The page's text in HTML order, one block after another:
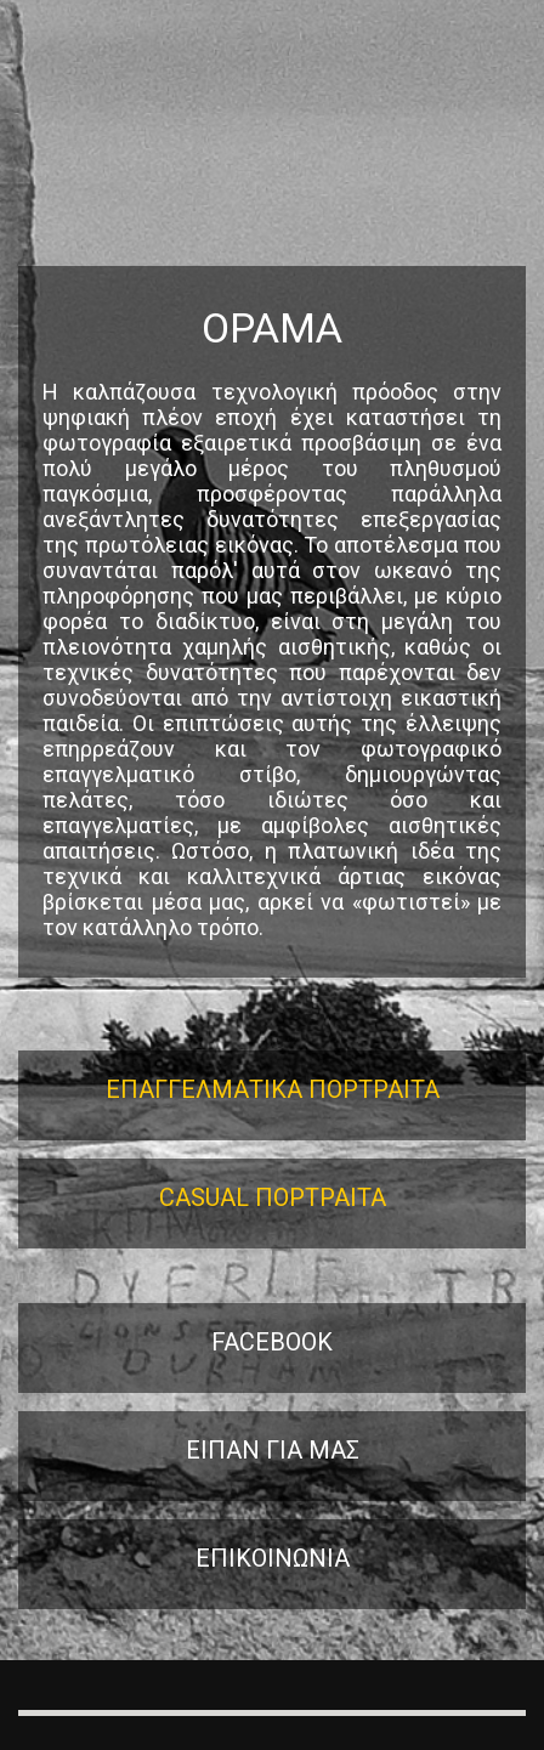
ΟΡΑΜΑ
Η καλπάζουσα τεχνολογική πρόοδος στην
ψηφιακή πλέον εποχή έχει καταστήσει τη
φωτογραφία εξαιρετικά προσβάσιμη σε ένα
πολύ μεγάλο μέρος του πληθυσμού
παγκόσμια, προσφέροντας παράλληλα
ανεξάντλητες δυνατότητες επεξεργασίας
της πρωτόλειας εικόνας. Το αποτέλεσμα που
συναντάται παρόλ' αυτά στον ωκεανό της
πληροφόρησης που μας περιβάλλει, με κύριο
φορέα το διαδίκτυο, είναι στη μεγάλη του
πλειονότητα χαμηλής αισθητικής, καθώς οι
τεχνικές δυνατότητες που παρέχονται δεν
συνοδεύονται από την αντίστοιχη εικαστική
παιδεία. Οι επιπτώσεις αυτής της έλλειψης
επηρρεάζουν και τον φωτογραφικό
επαγγελματικό στίβο, δημιουργώντας
πελάτες, τόσο ιδιώτες όσο και
επαγγελματίες, με αμφίβολες αισθητικές
απαιτήσεις. Ωστόσο, η πλατωνική ιδέα της
τεχνικά και καλλιτεχνικά άρτιας εικόνας
βρίσκεται μέσα μας, αρκεί να «φωτιστεί» με
τον κατάλληλο τρόπο.
ΕΠΑΓΓΕΛΜΑΤΙΚΑ ΠΟΡΤΡΑΙΤΑ
CASUAL ΠΟΡΤΡΑΙΤΑ
FACEBOOK
ΕΙΠΑΝ ΓΙΑ ΜΑΣ
ΕΠΙΚΟΙΝΩΝΙΑ